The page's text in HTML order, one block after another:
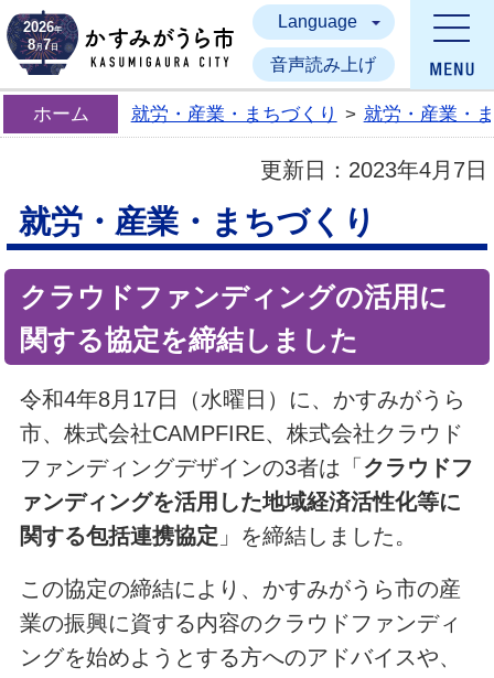
かすみがうら市
2026年
8月7日
Language
音声読み上げ
ホーム 就労・産業・まちづくり > 就労・産業・
更新日： 2023年4月7日
就労・産業・まちづくり
クラウドファンディングの活用に
関する協定を締結しました
令和4年8月17日（水曜日）に、かすみがうら
市、株式会社CAMPFIRE、株式会社クラウド
ファンディングデザインの3者は「 クラウドフ
ァンディングを活用した地域経済活性化等に
関する包括連携協定 」を締結しました。
この協定の締結により、かすみがうら市の産
業の振興に資する内容のクラウドファンディ
ングを始めようとする方へのアドバイスや、